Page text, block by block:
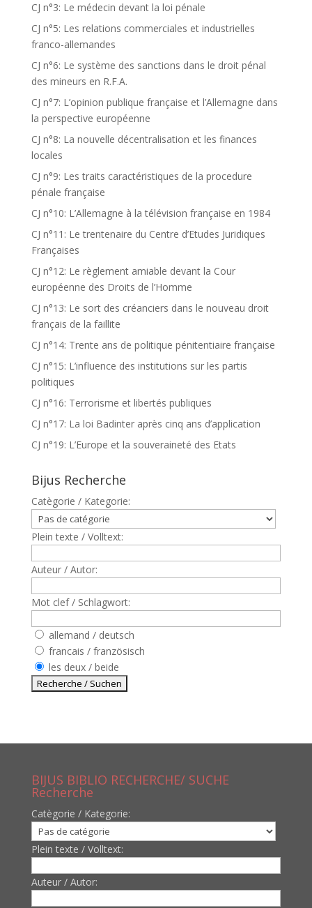
CJ n°3: Le médecin devant la loi pénale
CJ n°5: Les relations commerciales et industrielles
franco-allemandes
CJ n°6: Le système des sanctions dans le droit pénal
des mineurs en R.F.A.
CJ n°7: L’opinion publique française et l’Allemagne dans
la perspective européenne
CJ n°8: La nouvelle décentralisation et les finances
locales
CJ n°9: Les traits caractéristiques de la procedure
pénale française
CJ n°10: L’Allemagne à la télévision française en 1984
CJ n°11: Le trentenaire du Centre d’Etudes Juridiques
Françaises
CJ n°12: Le règlement amiable devant la Cour
européenne des Droits de l’Homme
CJ n°13: Le sort des créanciers dans le nouveau droit
français de la faillite
CJ n°14: Trente ans de politique pénitentiaire française
CJ n°15: L’influence des institutions sur les partis
politiques
CJ n°16: Terrorisme et libertés publiques
CJ n°17: La loi Badinter après cinq ans d’application
CJ n°19: L’Europe et la souveraineté des Etats
Bijus Recherche
Catègorie / Kategorie:
Plein texte / Volltext:
Auteur / Autor:
Mot clef / Schlagwort:
allemand / deutsch
francais / französisch
les deux / beide
BIJUS BIBLIO RECHERCHE/ SUCHE
Recherche
Catègorie / Kategorie:
Plein texte / Volltext:
Auteur / Autor: